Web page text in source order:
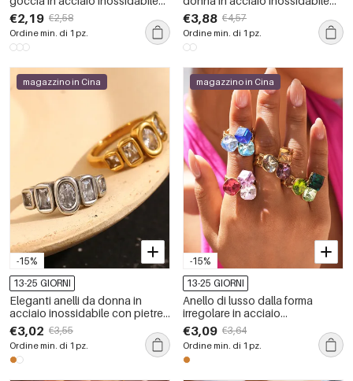
color oro impermeabile con
zirconi.
€2,19 €2,58
Ordine min. di 1 pz.
scavato, impermeabile, color
oro, con pietre preziose
€3,88 €4,57
Ordine min. di 1 pz.
-15%
magazzino in Cina
13-25 GIORNI
Eleganti anelli da donna in
acciaio inossidabile con pietre
preziose color oro, impermeabili
€3,02 €3,55
Ordine min. di 1 pz.
-15%
magazzino in Cina
13-25 GIORNI
Anello di lusso dalla forma
irregolare in acciaio
inossidabile, impermeabile,
color oro, con cristallo e pietre
preziose.
€3,09 €3,64
Ordine min. di 1 pz.